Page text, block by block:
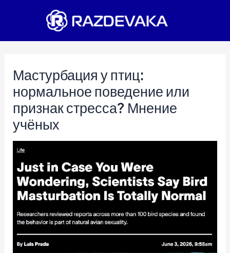
Мастурбация у птиц:
нормальное поведение или
признак стресса? Мнение
учёных